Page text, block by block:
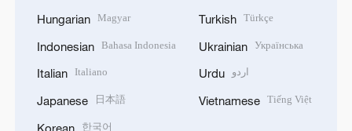
Hungarian Magyar
Indonesian Bahasa Indonesia
Italian Italiano
Japanese 日本語
Korean 한국어
Turkish Türkçe
Ukrainian Українська
Urdu اردو
Vietnamese Tiếng Việt